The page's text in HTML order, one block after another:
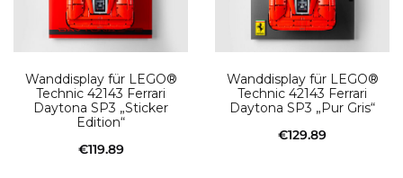
Wanddisplay für LEGO®
Technic 42143 Ferrari
Daytona SP3 „Sticker
Edition“
€119.89
Wanddisplay für LEGO®
Technic 42143 Ferrari
Daytona SP3 „Pur Gris“
€129.89